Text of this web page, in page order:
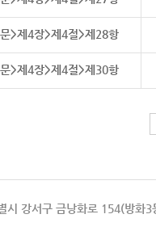
>제4장>제4절>제28항
>제4장>제4절>제30항
시 강서구 금낭화로 154(방화3